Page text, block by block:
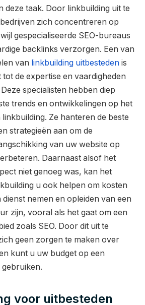
deze taak. Door linkbuilding uit te
zich concentreren op
gespecialiseerde SEO-bureaus
backlinks verzorgen. Een van
van linkbuilding uitbesteden is
de expertise en vaardigheden
specialisten hebben diep
trends en ontwikkelingen op het
linkbuilding. Ze hanteren de beste
strategieën aan om de
van uw website op
Daarnaast alsof het
niet genoeg was, kan het
u ook helpen om kosten
nemen en opleiden van een
zijn, vooral als het gaat om een
zoals SEO. Door dit uit te
geen zorgen te maken over
kunt u uw budget op een
voor uitbesteden